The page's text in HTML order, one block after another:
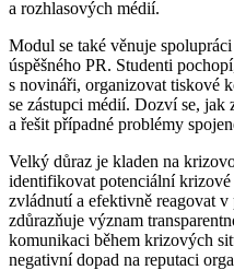
a rozhlasových médií.
Modul se také věnuje
úspěšného PR. Studenti
s novináři, organizovat tiskové
se zástupci médií. Dozví se,
a řešit případné problémy
Velký důraz je kladen na
identifikovat potenciální krizové
zvládnutí a efektivně reagovat
zdůrazňuje význam
komunikaci během krizových
negativní dopad na reputaci